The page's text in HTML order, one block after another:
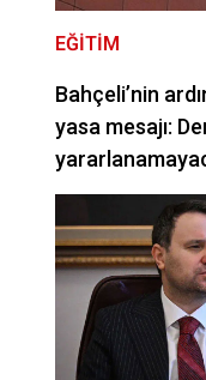
EĞITIM
Bahçeli’nin
yasa mesajı: